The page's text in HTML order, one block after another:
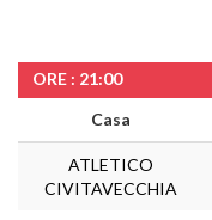
ORE : 21:00
Casa
ATLETICO
CIVITAVECCHIA